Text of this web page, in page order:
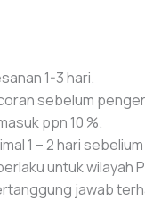
1-3 hari.
sebelum
ppn 10 %.
1 – 2 hari
untuk wilayah
jawab